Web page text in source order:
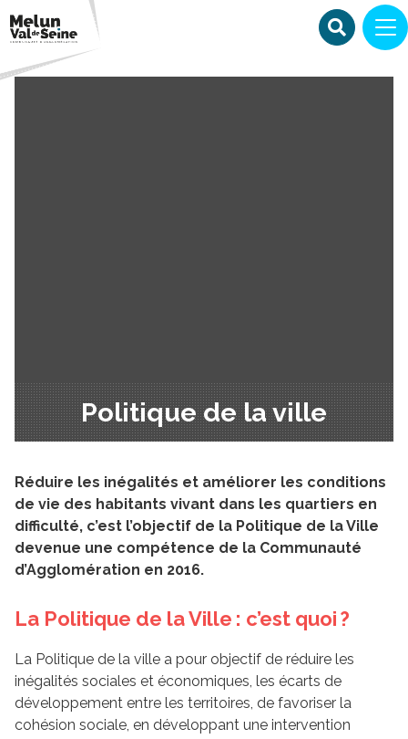
Politique de la ville
Réduire les inégalités et améliorer les conditions
de vie des habitants vivant dans les quartiers en
difficulté, c’est l’objectif de la Politique de la Ville
devenue une compétence de la Communauté
d’Agglomération en 2016.
La Politique de la Ville : c’est quoi ?
La Politique de la ville a pour objectif de réduire les
inégalités sociales et économiques, les écarts de
développement entre les territoires, de favoriser la
cohésion sociale, en développant une intervention